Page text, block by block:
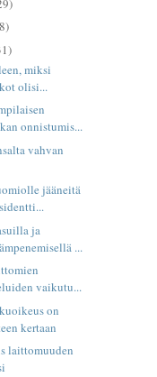
miksi
olisi...
onnistumis...
vahvan
jääneitä
ja
...
vaikutu...
on
kertaan
laittomuuden